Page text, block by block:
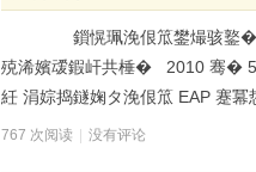
鎻愰珮浼佷笟鐢熶骇鐜� -
殑浠嬪叆鍜屽共棰� 2010 骞�
紝 涓婃捣鐩婅タ浼佷笟 EAP 蹇冪
767 次阅读 没有评论